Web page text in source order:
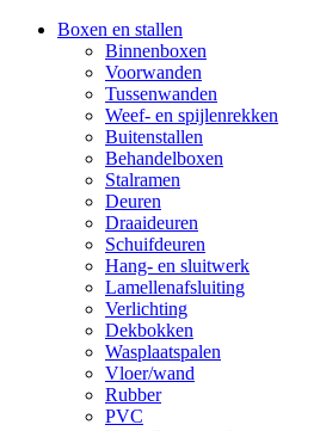
Boxen en stallen
Binnenboxen
Voorwanden
Tussenwanden
Weef- en spijlenrekken
Buitenstallen
Behandelboxen
Stalramen
Deuren
Draaideuren
Schuifdeuren
Hang- en sluitwerk
Lamellenafsluiting
Verlichting
Dekbokken
Wasplaatspalen
Vloer/wand
Rubber
PVC